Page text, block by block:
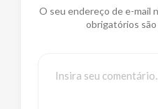
O seu endereço de e-mail
obrigatórios